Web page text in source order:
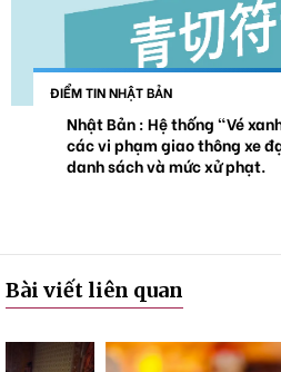
ĐIỂM TIN NHẬT BẢN
Nhật Bản : Hệ thống "Vé
các vi phạm giao thông xe
danh sách và mức xử phạt.
Bài viết liên quan